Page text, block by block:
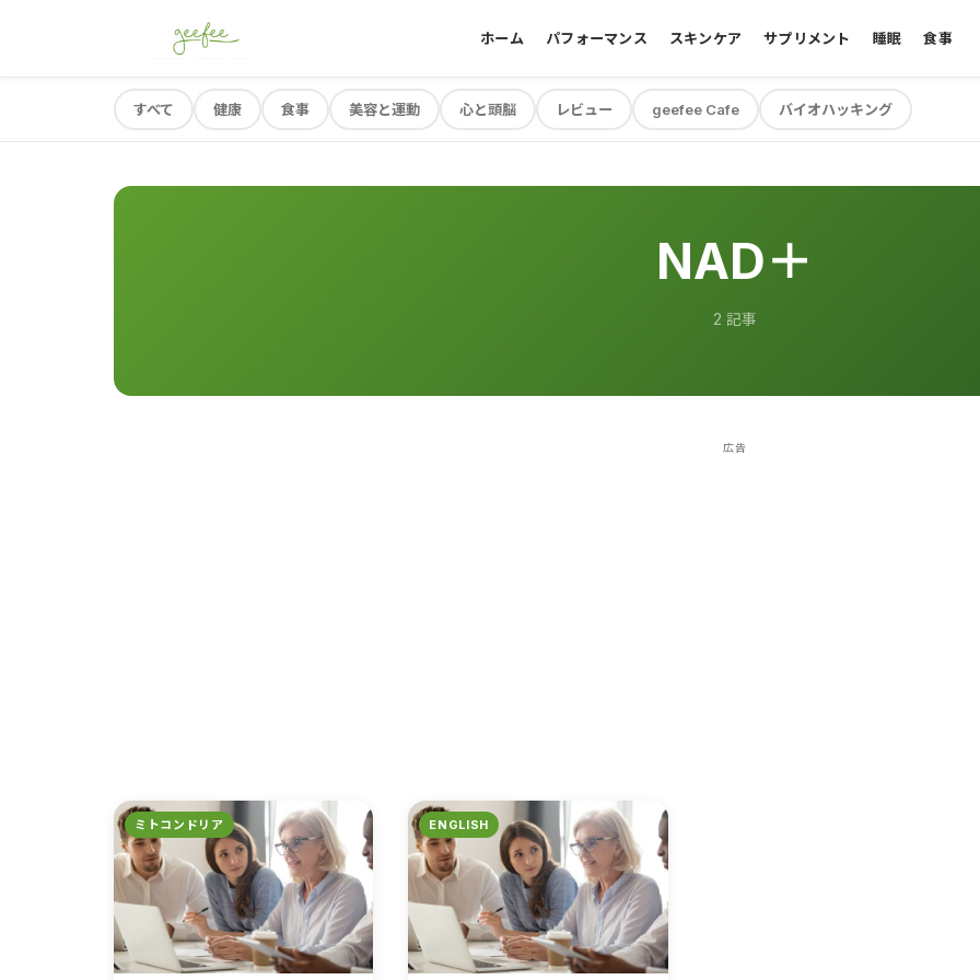
ホーム パフォーマンス スキンケア サプリメント 睡眠 食事
すべて 健康 食事 美容と運動 心と頭脳 レビュー geefee Cafe バイオハッキング
NAD＋
2 記事
広告
ミトコンドリア ENGLISH